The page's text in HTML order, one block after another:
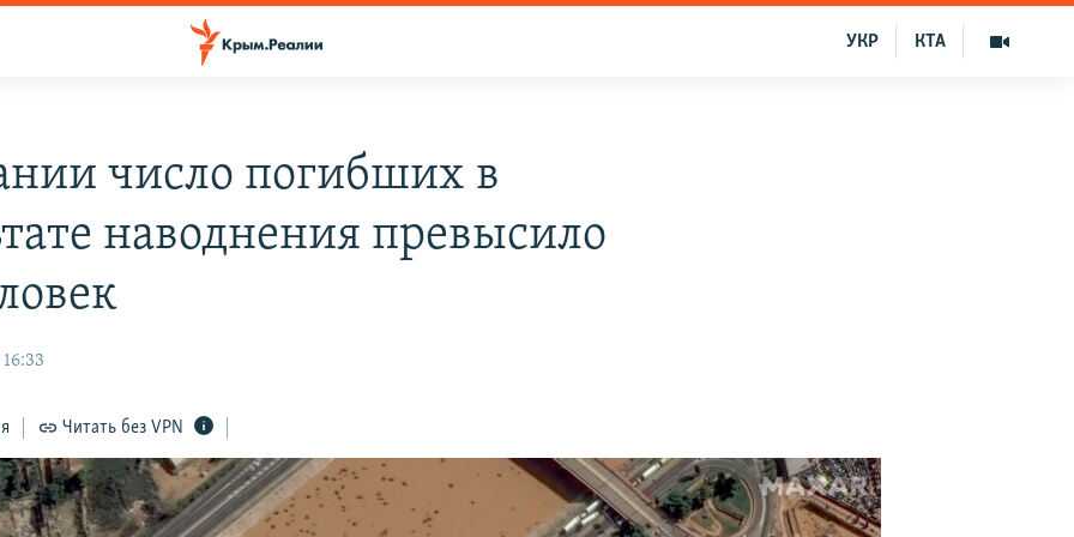
КТА
УКР
число погибших в
наводнения превысило
Читать без VPN